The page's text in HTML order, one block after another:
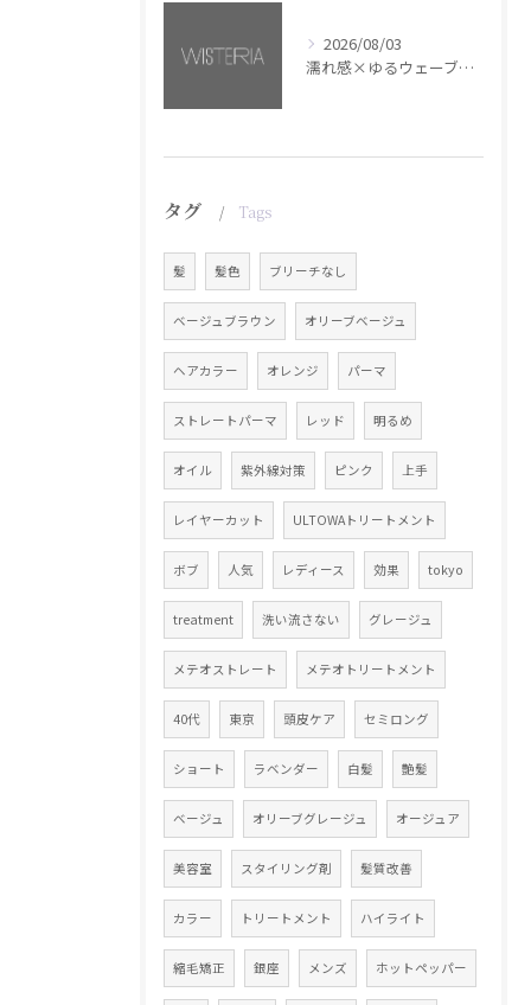
2026/08/03
濡れ感×ゆるウェーブミディアム【銀座・美容室WISTERIA】
タグ Tags
髪 髪色 ブリーチなし
ベージュブラウン オリーブベージュ
ヘアカラー オレンジ パーマ
ストレートパーマ レッド 明るめ
オイル 紫外線対策 ピンク 上手
レイヤーカット ULTOWAトリートメント
ボブ 人気 レディース 効果 tokyo
treatment 洗い流さない グレージュ
メテオストレート メテオトリートメント
40代 東京 頭皮ケア セミロング
ショート ラベンダー 白髪 艶髪
ベージュ オリーブグレージュ オージュア
美容室 スタイリング剤 髪質改善
カラー トリートメント ハイライト
縮毛矯正 銀座 メンズ ホットペッパー